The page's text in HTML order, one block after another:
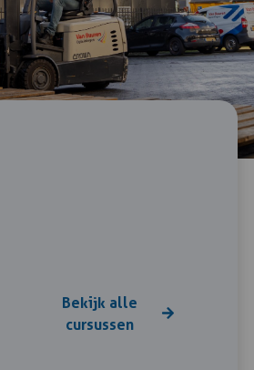
08:00 -
16:00
Bekijk alle
cursussen